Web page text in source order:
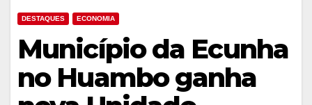
DESTAQUES ECONOMIA
Município da Ecunha
no Huambo ganha